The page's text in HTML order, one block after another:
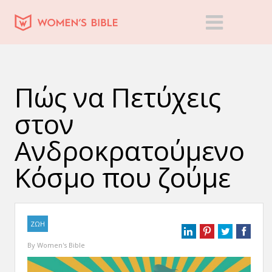
Πώς να Πετύχεις
στον
Ανδροκρατούμενο
Κόσμο που ζούμε
ΖΩΗ
By Women's Bible